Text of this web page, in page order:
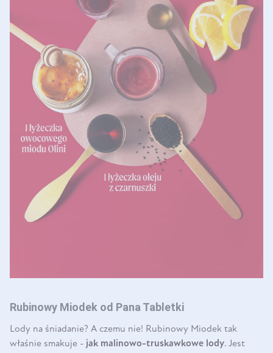
Rubinowy Miodek od Pana Tabletki
Lody na śniadanie? A czemu nie! Rubinowy Miodek tak
właśnie smakuje - jak malinowo-truskawkowe lody. Jest